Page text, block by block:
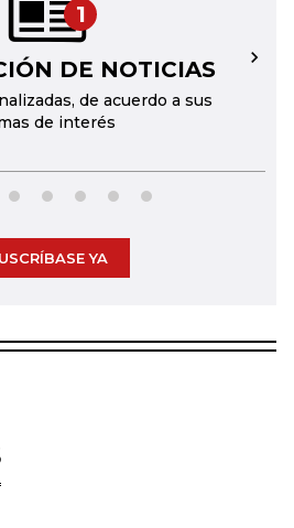
1
DE NOTICIAS
de acuerdo a sus
de interés
→
YA